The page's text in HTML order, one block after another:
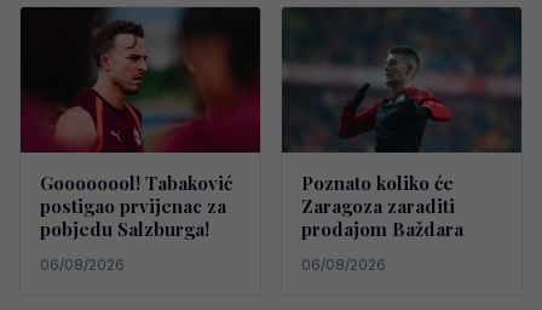
Goooooool! Tabaković
postigao prvijenac za
pobjedu Salzburga!
06/08/2026
Poznato koliko će
Zaragoza zaraditi
prodajom Baždara
06/08/2026